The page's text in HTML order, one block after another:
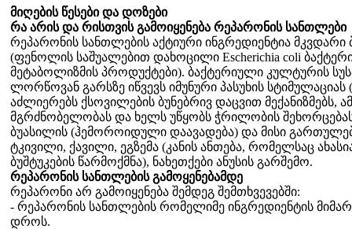
მიღების წესები და დოზები
რა არის და რისთვის გამოიყენება რეპარონის სანთლები
რეპარონის სანთლების აქტიური ინგრედიენტია მკვდარი
(ფენოლის საშუალებით დახოცილი Escherichia coli
მეტაბოლიზმის პროდუქტები). ბაქტერიული კულტურის
ლორწოვან გარსზე იწვევს იმუნური პასუხის სტიმულაციას
აძლიერებს ქსოვილების ბუნებრივ დაცვით მექანიზმებს,
მგრძნობელობას და ხელს უწყობს ჭრილობის
ბუასილის (ჰემოროიდული დაავადება) და მისი
ტკივილი, ქავილი, ეგზემა (კანის ანთება, რომელსაც
ბუშტუკების წარმოქმნა), ნახეთქები ანუსის გარშემო.
რეპარონის სანთლების გამოყენებამდე
რეპარონი არ გამოიყენება შემდეგ შემთხვევებში:
- რეპარონის სანთლების რომელიმე ინგრედიენტის
დროს.